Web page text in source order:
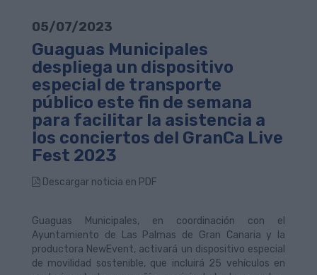
05/07/2023
Guaguas Municipales
despliega un dispositivo
especial de transporte
público este fin de semana
para facilitar la asistencia a
los conciertos del GranCa Live
Fest 2023
Descargar noticia en PDF
Guaguas Municipales, en coordinación con el
Ayuntamiento de Las Palmas de Gran Canaria y la
productora NewEvent, activará un dispositivo especial
de movilidad sostenible, que incluirá 25 vehículos en